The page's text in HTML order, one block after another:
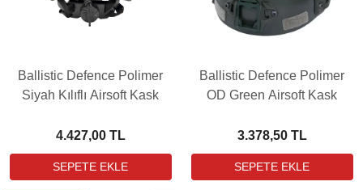
Ballistic Defence Polimer
Siyah Kılıflı Airsoft Kask
4.427,00 TL
Ballistic Defence Polimer
OD Green Airsoft Kask
3.378,50 TL